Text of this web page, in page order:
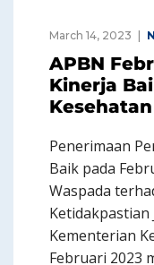
March 14, 2023
APBN
Kinerja
Penerimaan
Baik pada
Waspada
Ketidakpastian
Kementerian
Februari 2023